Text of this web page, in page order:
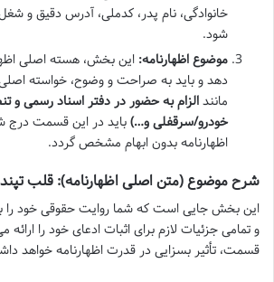
خانوادگی، نام پدر، کدملی، آدرس دقیق و
شود.
موضوع اظهارنامه: این بخش، هسته اصلی
دهد و باید به صراحت و وضوح، خواسته اصلی
مانندالزام به حضور در دفتر اسناد رسمی
خودرو/سرقفلی و…)باید در این قسمت درج
اظهارنامه بدون ابهام مشخص گردد.
شرح موضوع (متن اصلی اظهارنامه): قلب
این بخش جایی است که شما روایت حقوقی خود را
و تمامی جزئیات لازم برای اثبات ادعای خود را
قسمت، تأثیر بسزایی در قدرت اظهارنامه خواهد